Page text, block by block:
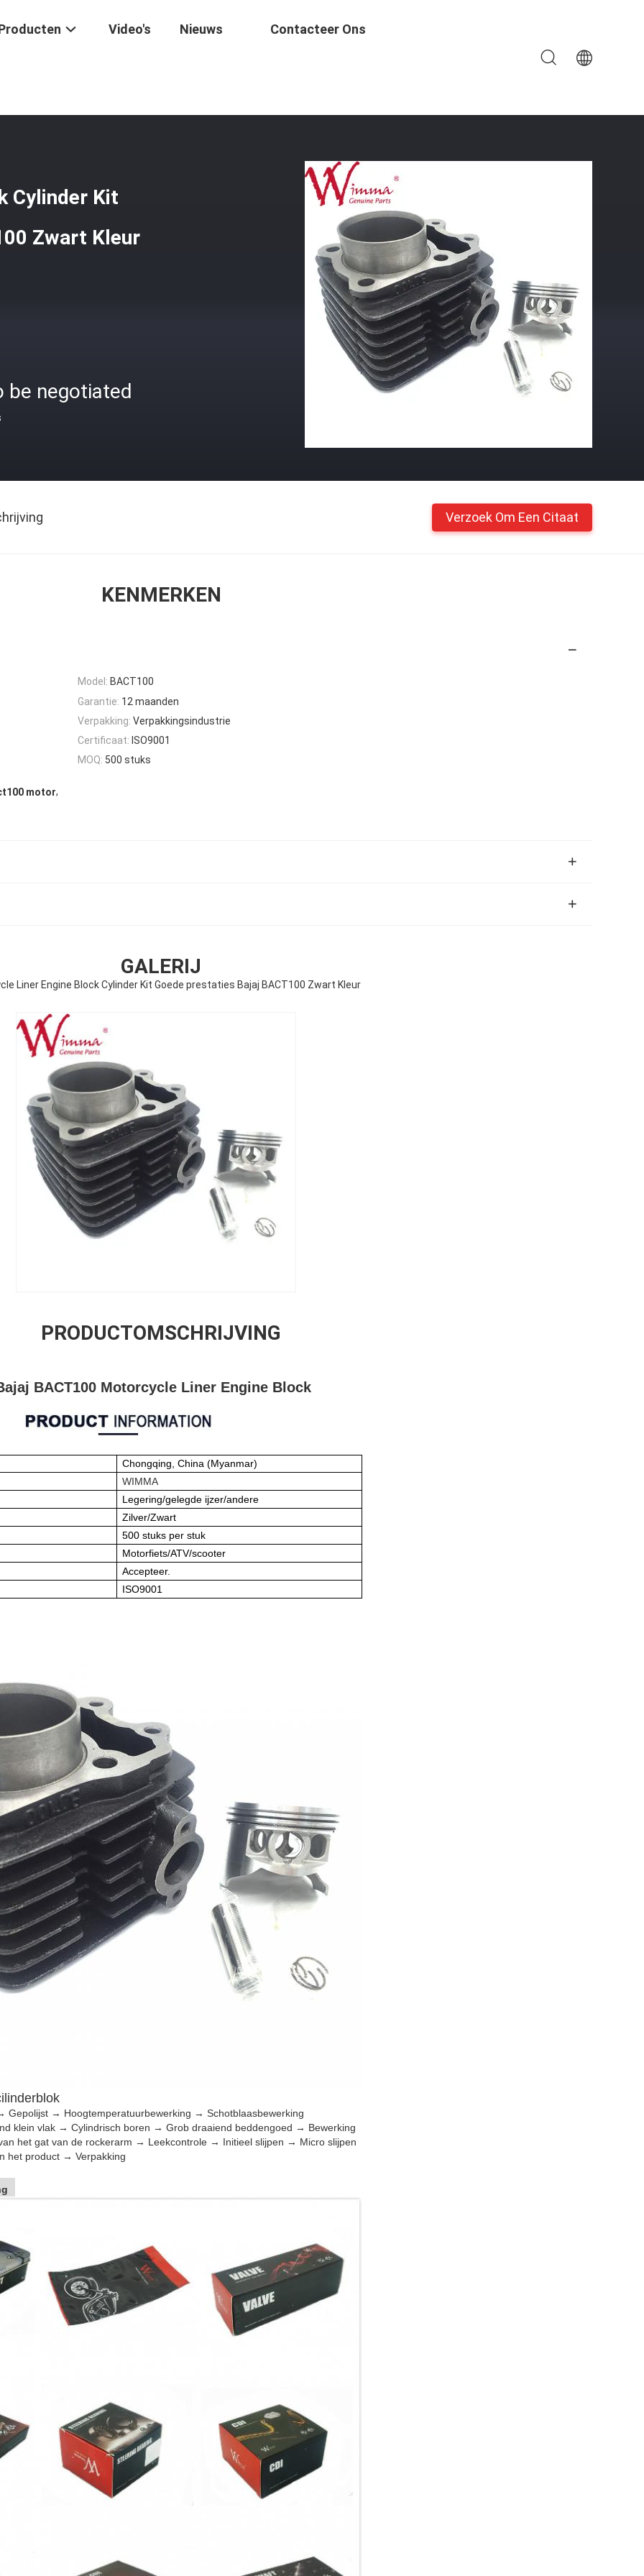
Video's Nieuws Contacteer Ons
Cylinder Kit
Zwart Kleur
be negotiated
Verzoek Om Een Citaat
KENMERKEN
Model: BACT100
Garantie: 12 maanden
Verpakking: Verpakkingsindustrie
Certificaat: ISO9001
MOQ: 500 stuks
motor,
GALERIJ
Liner Engine Block Cylinder Kit Goede prestaties Bajaj BACT100 Zwart Kleur
PRODUCTOMSCHRIJVING
BACT100 Motorcycle Liner Engine Block
Chongqing, China (Myanmar)
WIMMA
Legering/gelegde ijzer/andere
Zilver/Zwart
500 stuks per stuk
Motorfiets/ATV/scooter
Accepteer.
ISO9001
Gepolijst → Hoogtemperatuurbewerking → Schotblaasbewerking
klein vlak → Cylindrisch boren → Grob draaiend beddengoed → Bewerking
het gat van de rockerarm → Leekcontrole → Initieel slijpen → Micro slijpen
het product → Verpakking